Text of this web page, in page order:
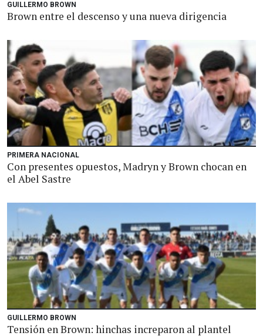
GUILLERMO BROWN
Brown entre el descenso y una nueva dirigencia
PRIMERA NACIONAL
Con presentes opuestos, Madryn y Brown chocan en
el Abel Sastre
GUILLERMO BROWN
Tensión en Brown: hinchas increparon al plantel